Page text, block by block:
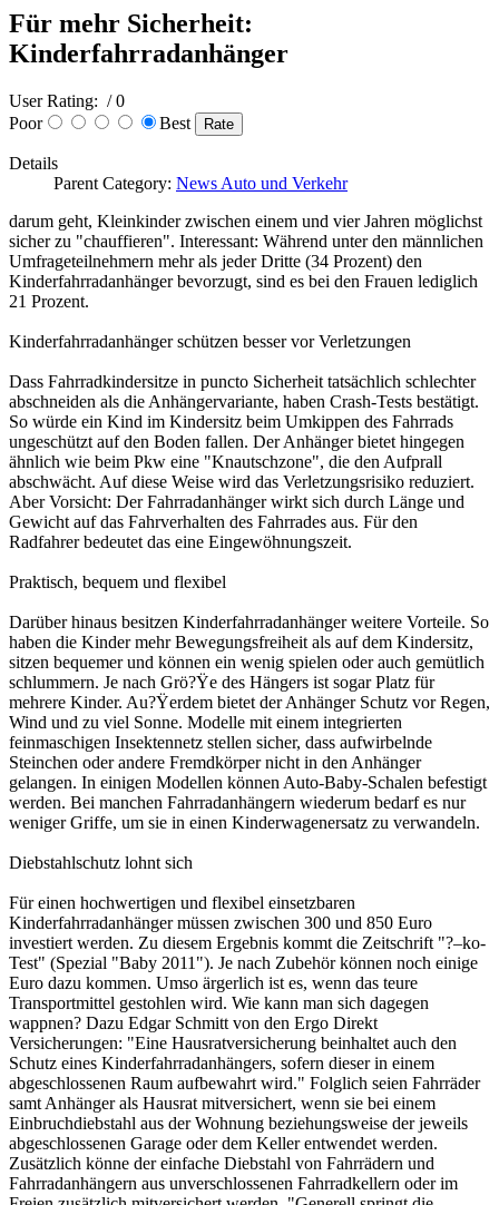
Für mehr Sicherheit:
Kinderfahrradanhänger
User Rating: / 0
Poor
Best
Details
Parent Category: News Auto und Verkehr
darum geht, Kleinkinder zwischen einem und vier Jahren möglichst
sicher zu "chauffieren". Interessant: Während unter den männlichen
Umfrageteilnehmern mehr als jeder Dritte (34 Prozent) den
Kinderfahrradanhänger bevorzugt, sind es bei den Frauen lediglich
21 Prozent.
Kinderfahrradanhänger schützen besser vor Verletzungen
Dass Fahrradkindersitze in puncto Sicherheit tatsächlich schlechter
abschneiden als die Anhängervariante, haben Crash-Tests bestätigt.
So würde ein Kind im Kindersitz beim Umkippen des Fahrrads
ungeschützt auf den Boden fallen. Der Anhänger bietet hingegen
ähnlich wie beim Pkw eine "Knautschzone", die den Aufprall
abschwächt. Auf diese Weise wird das Verletzungsrisiko reduziert.
Aber Vorsicht: Der Fahrradanhänger wirkt sich durch Länge und
Gewicht auf das Fahrverhalten des Fahrrades aus. Für den
Radfahrer bedeutet das eine Eingewöhnungszeit.
Praktisch, bequem und flexibel
Darüber hinaus besitzen Kinderfahrradanhänger weitere Vorteile. So
haben die Kinder mehr Bewegungsfreiheit als auf dem Kindersitz,
sitzen bequemer und können ein wenig spielen oder auch gemütlich
schlummern. Je nach Grö?Ÿe des Hängers ist sogar Platz für
mehrere Kinder. Au?Ÿerdem bietet der Anhänger Schutz vor Regen,
Wind und zu viel Sonne. Modelle mit einem integrierten
feinmaschigen Insektennetz stellen sicher, dass aufwirbelnde
Steinchen oder andere Fremdkörper nicht in den Anhänger
gelangen. In einigen Modellen können Auto-Baby-Schalen befestigt
werden. Bei manchen Fahrradanhängern wiederum bedarf es nur
weniger Griffe, um sie in einen Kinderwagenersatz zu verwandeln.
Diebstahlschutz lohnt sich
Für einen hochwertigen und flexibel einsetzbaren
Kinderfahrradanhänger müssen zwischen 300 und 850 Euro
investiert werden. Zu diesem Ergebnis kommt die Zeitschrift "?–ko-
Test" (Spezial "Baby 2011"). Je nach Zubehör können noch einige
Euro dazu kommen. Umso ärgerlich ist es, wenn das teure
Transportmittel gestohlen wird. Wie kann man sich dagegen
wappnen? Dazu Edgar Schmitt von den Ergo Direkt
Versicherungen: "Eine Hausratversicherung beinhaltet auch den
Schutz eines Kinderfahrradanhängers, sofern dieser in einem
abgeschlossenen Raum aufbewahrt wird." Folglich seien Fahrräder
samt Anhänger als Hausrat mitversichert, wenn sie bei einem
Einbruchdiebstahl aus der Wohnung beziehungsweise der jeweils
abgeschlossenen Garage oder dem Keller entwendet werden.
Zusätzlich könne der einfache Diebstahl von Fahrrädern und
Fahrradanhängern aus unverschlossenen Fahrradkellern oder im